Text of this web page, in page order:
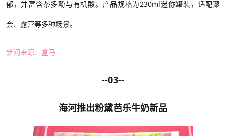
郁，并富含茶多酚与有机酸。产品规格为230ml迷你罐装，适配聚
会、露营等多种场景。
新闻来源：盒马
--03--
海河推出粉黛芭乐牛奶新品